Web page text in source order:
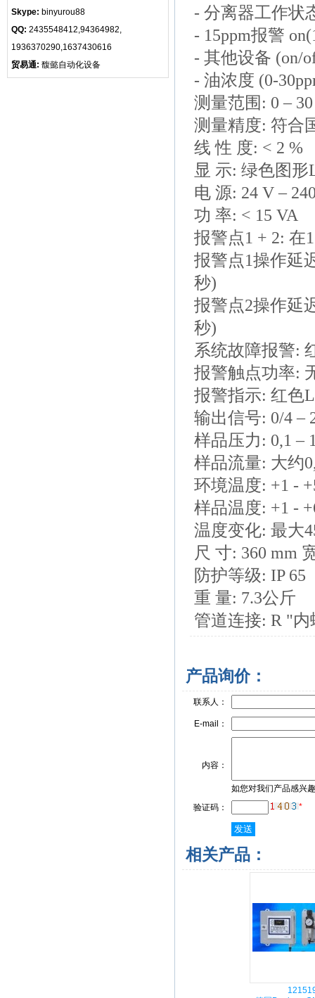
Skype: binyurou88
QQ: 2435548412,94364982,
1936370290,1637430616
贸易通: 馥懿自动化设备
- 分离器工作状
- 15ppm报警
- 其他设备 (on/
- 油浓度 (0-
测量范围: 0 –
测量精度: 符合
线 性 度: < 2 %
显 示: 绿色图形
电 源: 24 V –
功 率: < 15 VA
报警点1 + 2: 在
报警点1操作延
秒)
报警点2操作延
秒)
系统故障报警:
报警触点功率:
报警指示: 红色
输出信号: 0/4 –
样品压力: 0,1 –
样品流量: 大约
环境温度: +1 -
样品温度: +1 -
温度变化: 最大
尺 寸: 360 mm
防护等级: IP 65
重 量: 7.3公斤
管道连接: R "内
产品询价：
联系人：
E-mail：
内容：
如您对我们产品感兴
验证码：
*
相关产品：